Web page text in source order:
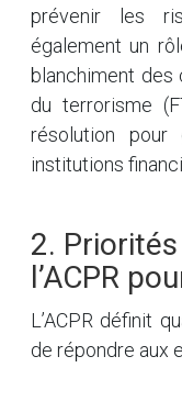
prévenir les
également un
blanchiment des
du terrorisme
résolution
institutions
2.
l’ACPR
L’ACPR définit
de répondre aux